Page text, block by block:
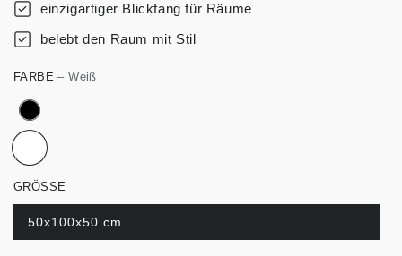
einzigartiger Blickfang für Räume
belebt den Raum mit Stil
FARBE– Weiß
GRÖSSE
50x100x50 cm